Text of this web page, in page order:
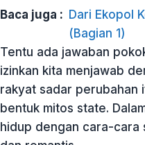
Baca juga : Dari Ekopol
(Bagian 1)
Tentu ada jawaban
izinkan kita menjawab
rakyat sadar perubahan
bentuk mitos state.
hidup dengan cara-cara